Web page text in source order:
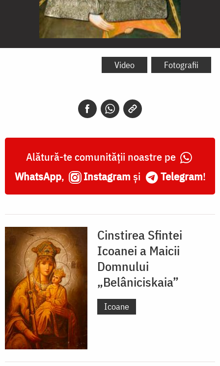
Icoana
Video Fotografii
Alătură-te comunității noastre pe
WhatsApp, Instagram și Telegram!
Cinstirea Sfintei
Icoanei a Maicii
Domnului
„Belâniciskaia”
Icoane